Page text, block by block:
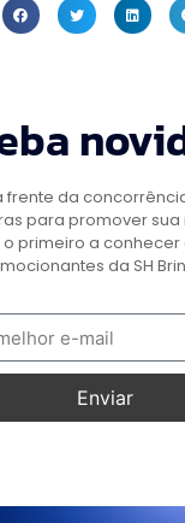
frente da
para promover
o primeiro a
da SH
Enviar